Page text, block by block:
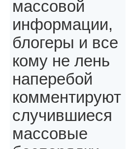
массовой
информации,
блогеры и все
кому не лень
наперебой
комментируют
случившиеся
массовые